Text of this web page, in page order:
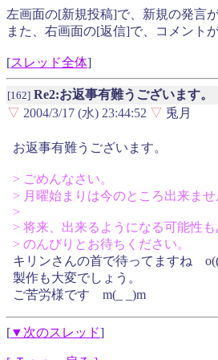
左画面の[新規投稿]で、新規の発言が
また、右画面の[返信]で、コメント
[スレッド全体]
[162] Re2:お返事有難うございます。
▽ 2004/3/17 (水) 23:44:52 ▽ 兎月
お返事有難うございます。
> ごめんなさい。
> 月曜始まりは今のところ出来ませ
>
> 将来、出来るようになる可能性も
> のんびりとお待ちください。
キリンさんの首で待ってますね
製作も大変でしょう。
ご苦労様です m(_ _)m
[▼次のスレッド]